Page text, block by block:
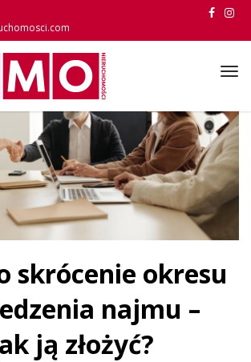
skrócenie okresu
najmu –
ją złożyć?